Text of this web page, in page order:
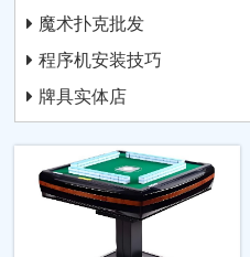
魔术扑克批发
程序机安装技巧
牌具实体店